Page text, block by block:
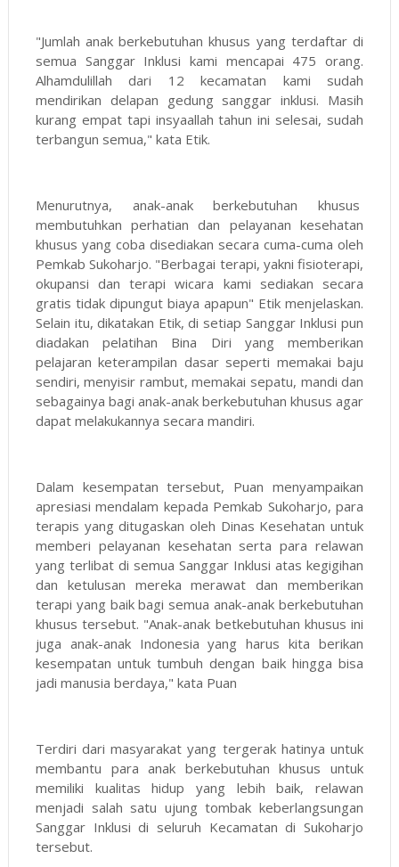
"Jumlah anak berkebutuhan khusus yang terdaftar di
semua Sanggar Inklusi kami mencapai 475 orang.
Alhamdulillah dari 12 kecamatan kami sudah
mendirikan delapan gedung sanggar inklusi. Masih
kurang empat tapi insyaallah tahun ini selesai, sudah
terbangun semua," kata Etik.
Menurutnya, anak-anak berkebutuhan khusus
membutuhkan perhatian dan pelayanan kesehatan
khusus yang coba disediakan secara cuma-cuma oleh
Pemkab Sukoharjo. "Berbagai terapi, yakni fisioterapi,
okupansi dan terapi wicara kami sediakan secara
gratis tidak dipungut biaya apapun" Etik menjelaskan.
Selain itu, dikatakan Etik, di setiap Sanggar Inklusi pun
diadakan pelatihan Bina Diri yang memberikan
pelajaran keterampilan dasar seperti memakai baju
sendiri, menyisir rambut, memakai sepatu, mandi dan
sebagainya bagi anak-anak berkebutuhan khusus agar
dapat melakukannya secara mandiri.
Dalam kesempatan tersebut, Puan menyampaikan
apresiasi mendalam kepada Pemkab Sukoharjo, para
terapis yang ditugaskan oleh Dinas Kesehatan untuk
memberi pelayanan kesehatan serta para relawan
yang terlibat di semua Sanggar Inklusi atas kegigihan
dan ketulusan mereka merawat dan memberikan
terapi yang baik bagi semua anak-anak berkebutuhan
khusus tersebut. "Anak-anak betkebutuhan khusus ini
juga anak-anak Indonesia yang harus kita berikan
kesempatan untuk tumbuh dengan baik hingga bisa
jadi manusia berdaya," kata Puan
Terdiri dari masyarakat yang tergerak hatinya untuk
membantu para anak berkebutuhan khusus untuk
memiliki kualitas hidup yang lebih baik, relawan
menjadi salah satu ujung tombak keberlangsungan
Sanggar Inklusi di seluruh Kecamatan di Sukoharjo
tersebut.